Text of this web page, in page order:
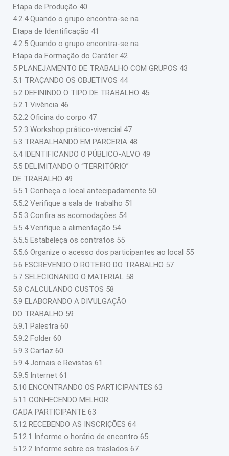
Etapa de Produção 40
4.2.4 Quando o grupo encontra-se na
Etapa de Identificação 41
4.2.5 Quando o grupo encontra-se na
Etapa da Formação do Caráter 42
5 PLANEJAMENTO DE TRABALHO COM GRUPOS 43
5.1 TRAÇANDO OS OBJETIVOS 44
5.2 DEFININDO O TIPO DE TRABALHO 45
5.2.1 Vivência 46
5.2.2 Oficina do corpo 47
5.2.3 Workshop prático-vivencial 47
5.3 TRABALHANDO EM PARCERIA 48
5.4 IDENTIFICANDO O PÚBLICO-ALVO 49
5.5 DELIMITANDO O “TERRITÓRIO”
DE TRABALHO 49
5.5.1 Conheça o local antecipadamente 50
5.5.2 Verifique a sala de trabalho 51
5.5.3 Confira as acomodações 54
5.5.4 Verifique a alimentação 54
5.5.5 Estabeleça os contratos 55
5.5.6 Organize o acesso dos participantes ao local 55
5.6 ESCREVENDO O ROTEIRO DO TRABALHO 57
5.7 SELECIONANDO O MATERIAL 58
5.8 CALCULANDO CUSTOS 58
5.9 ELABORANDO A DIVULGAÇÃO
DO TRABALHO 59
5.9.1 Palestra 60
5.9.2 Folder 60
5.9.3 Cartaz 60
5.9.4 Jornais e Revistas 61
5.9.5 Internet 61
5.10 ENCONTRANDO OS PARTICIPANTES 63
5.11 CONHECENDO MELHOR
CADA PARTICIPANTE 63
5.12 RECEBENDO AS INSCRIÇÕES 64
5.12.1 Informe o horário de encontro 65
5.12.2 Informe sobre os traslados 67